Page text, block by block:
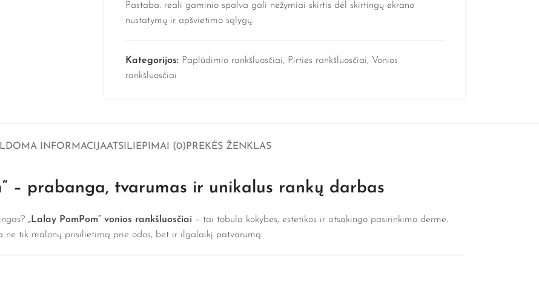
Pastaba: reali gaminio spalva gali nežymiai skirtis dėl skirtingų ekrano
nustatymų ir apšvietimo sąlygų.
Kategorijos: Paplūdimio rankšluosčiai, Pirties rankšluosčiai, Vonios
rankšluosčiai
INFORMACIJAATSILIEPIMAI (0)PREKĖS ŽENKLAS
– prabanga, tvarumas ir unikalus rankų darbas
„Lalay PomPom“ vonios rankšluosčiai – tai tobula kokybės, estetikos ir atsakingo pasirinkimo dermė.
ne tik malonų prisilietimą prie odos, bet ir ilgalaikį patvarumą.